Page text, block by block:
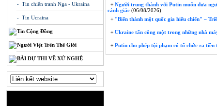
- Tin chiến tranh Nga - Ukraina
- Tin Ucraina
Tin Cộng Đồng
Người Việt Trên Thế Giới
BÀI DỰ THI VỀ XỨ NGHỆ
+ Người trung thành với Putin muốn đưa
cảnh giác (06/08/2026)
+ "Biến thành một quốc gia hiếu chiến" –
+ Ukraine tấn công một trong những nhà
+ Putin cho phép tội phạm có tổ chức ra